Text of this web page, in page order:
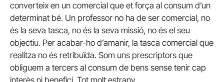
converteix en un comercial que et força al consum d’un
determinat bé. Un professor no ha de ser comercial, no
és la seva tasca, no és la seva missió, no és el seu
objectiu. Per acabar-ho d’amanir, la tasca comercial que
realitza no és retribuïda. Som uns prescriptors que
obliguem a tercers al consum de bens sense tenir cap